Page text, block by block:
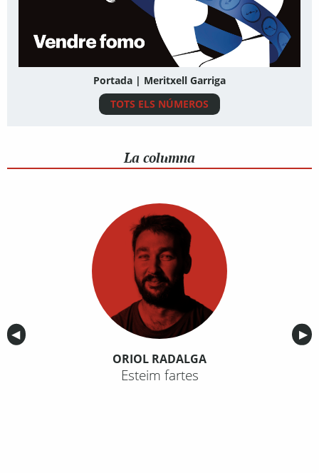
Portada | Meritxell Garriga
TOTS ELS NÚMEROS
La columna
Anterior
◀︎ ▶︎
ORIOL RADALGA
Esteim fartes